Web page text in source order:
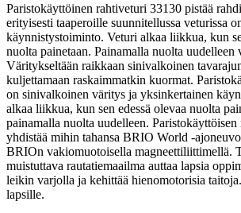
Paristokäyttöinen rahtiveturi 33130 pistää
erityisesti taaperoille suunnitellussa veturissa
käynnistystoiminto. Veturi alkaa liikkua, kun
nuolta painetaan. Painamalla nuolta uudelleen
Väritykseltään raikkaan sinivalkoinen
kuljettamaan raskaimmatkin kuormat.
on sinivalkoinen väritys ja yksinkertainen
alkaa liikkua, kun sen edessä olevaa nuolta
painamalla nuolta uudelleen.
yhdistää mihin tahansa BRIO World -
BRIOn vakiomuotoisella magneettiliittimellä.
muistuttava rautatiemaailma auttaa lapsia
leikin varjolla ja kehittää hienomotorisia
lapsille.